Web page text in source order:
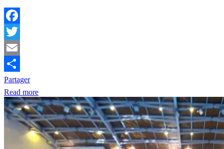
Facebook
Twitter
Email
Partager
Read more